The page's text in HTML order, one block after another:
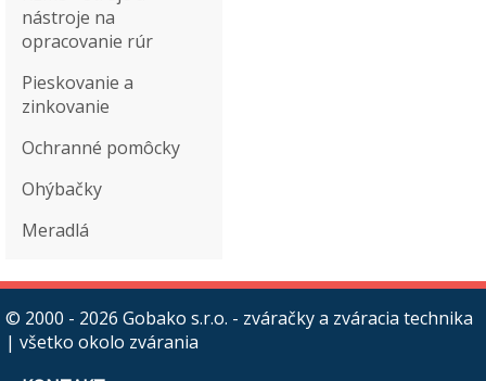
nástroje na
opracovanie rúr
Pieskovanie a
zinkovanie
Ochranné pomôcky
Ohýbačky
Meradlá
© 2000 - 2026 Gobako s.r.o. - zváračky a zváracia technika
| všetko okolo zvárania